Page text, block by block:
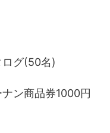
ログ(50名)
ン商品券1000円